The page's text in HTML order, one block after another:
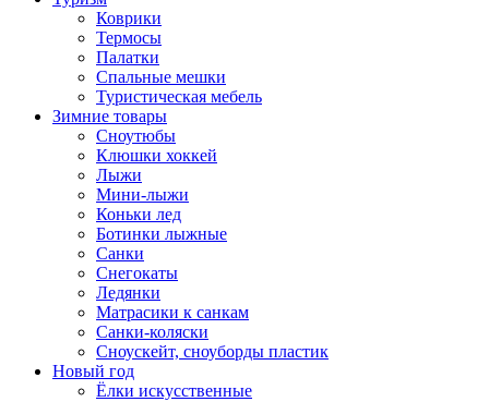
Коврики
Термосы
Палатки
Спальные мешки
Туристическая мебель
Зимние товары
Сноутюбы
Клюшки хоккей
Лыжи
Мини-лыжи
Коньки лед
Ботинки лыжные
Санки
Снегокаты
Ледянки
Матрасики к санкам
Санки-коляски
Сноускейт, сноуборды пластик
Новый год
Ёлки искусственные